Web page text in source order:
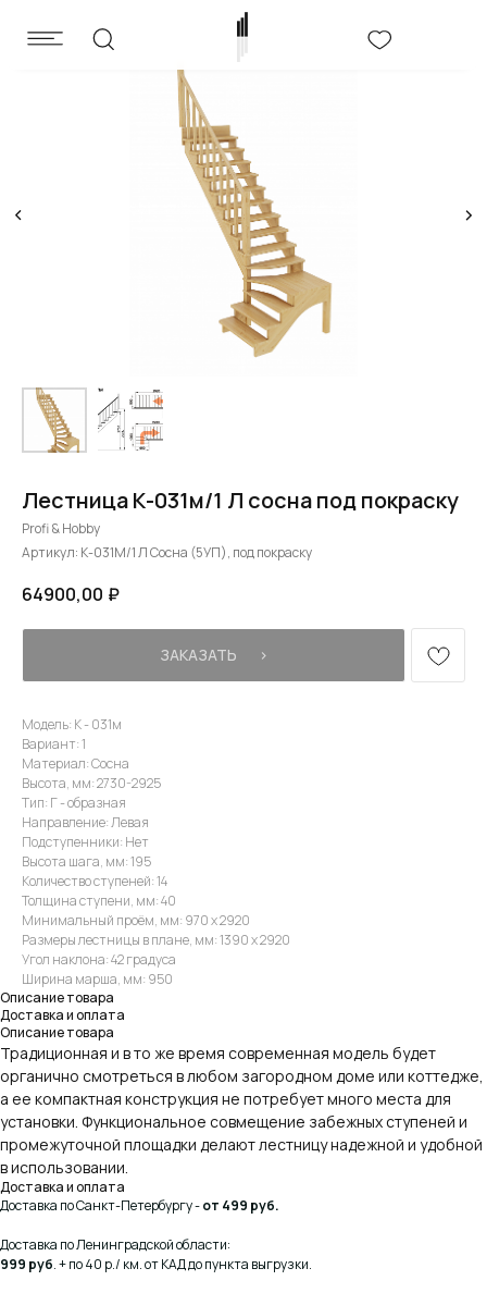
Лестница К-031м/1 Л сосна под покраску
Profi & Hobby
Артикул: К-031М/1 Л Сосна (5УП), под покраску
64900,00 ₽
ЗАКАЗАТЬ⠀⠀›
Модель: К - 031м
Вариант: 1
Материал: Сосна
Высота, мм: 2730-2925
Тип: Г - образная
Направление: Левая
Подступенники: Нет
Высота шага, мм: 195
Количество ступеней: 14
Толщина ступени, мм: 40
Минимальный проём, мм: 970 х 2920
Размеры лестницы в плане, мм: 1390 х 2920
Угол наклона: 42 градуса
Ширина марша, мм: 950
Описание товара
Доставка и оплата
Описание товара
Традиционная и в то же время современная модель будет
органично смотреться в любом загородном доме или коттедже,
а ее компактная конструкция не потребует много места для
установки. Функциональное совмещение забежных ступеней и
промежуточной площадки делают лестницу надежной и удобной
в использовании.
Доставка и оплата
Доставка по Санкт-Петербургу -от 499 руб.
Доставка по Ленинградской области:
999 руб. + по 40 р./ км. от КАД до пункта выгрузки.